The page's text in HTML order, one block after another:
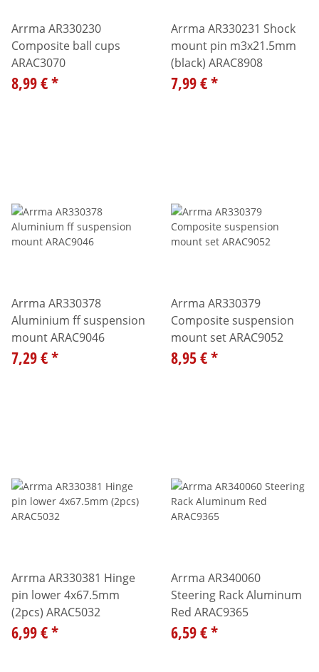
Arrma AR330230
Composite ball cups
ARAC3070
8,99 €*
Arrma AR330231 Shock
mount pin m3x21.5mm
(black) ARAC8908
7,99 €*
Arrma AR330378
Aluminium ff suspension
mount ARAC9046
7,29 €*
Arrma AR330379
Composite suspension
mount set ARAC9052
8,95 €*
Arrma AR330381 Hinge
pin lower 4x67.5mm
(2pcs) ARAC5032
6,99 €*
Arrma AR340060
Steering Rack Aluminum
Red ARAC9365
6,59 €*